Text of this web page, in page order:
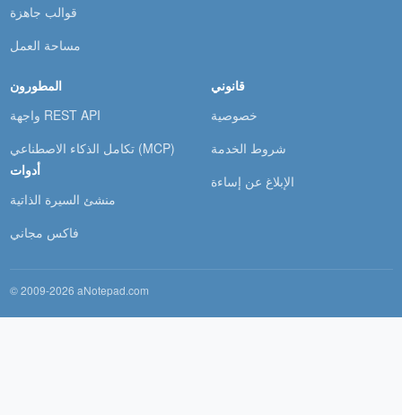
قوالب جاهزة
مساحة العمل
المطورون
واجهة REST API
تكامل الذكاء الاصطناعي (MCP)
أدوات
منشئ السيرة الذاتية
فاكس مجاني
قانوني
خصوصية
شروط الخدمة
الإبلاغ عن إساءة
© 2009-2026 aNotepad.com